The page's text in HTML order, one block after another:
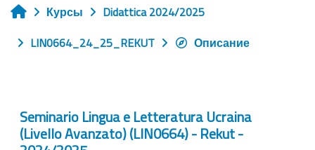
Главная
Курсы
Didattica 2024/2025
LIN0664_24_25_REKUT
Описание
Seminario Lingua e Letteratura Ucraina
(Livello Avanzato) (LIN0664) - Rekut -